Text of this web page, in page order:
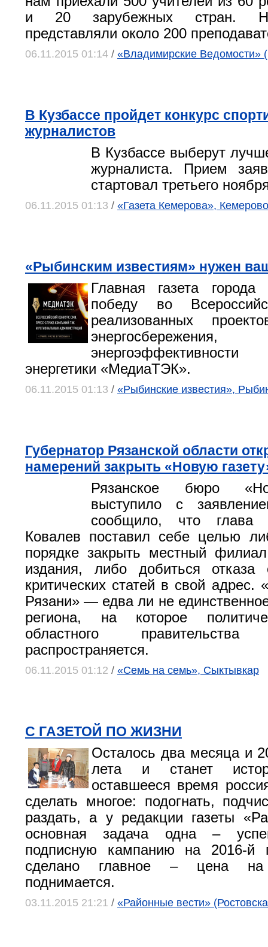
и 20 зарубежных стран.
представляли около 200
06.11.2015 01:14 / «Владимирские Ведомости»
В Кузбассе пройдет конкурс
журналистов
В Кузбассе выберут
журналиста. Прием
стартовал третьего
06.11.2015 01:13 / «Газета Кемерова», Кемерово
«Рыбинским известиям» нужен
Главная газета города
победу во
реализованных
энергетики «МедиаТЭК».
06.11.2015 01:13 / «Рыбинские известия»,
Губернатор Рязанской области
намерений закрыть «Новую
Рязанское бюро
выступило с
сообщило, что глава
Ковалев поставил себе целью
порядке закрыть местный
издания, либо добиться отказа
критических статей в свой адрес.
Рязани» — едва ли не
региона, на которое
областного
распространяется.
06.11.2015 01:12 / «Семь на семь», Сыктывкар
С ГАЗЕТОЙ ПО ЖИЗНИ
Осталось два месяца и
лета и станет
оставшееся время
сделать многое: подогнать,
раздать, а у редакции газеты
основная задача одна –
подписную кампанию на 2016-й
сделано главное – цена
поднимается.
03.11.2015 21:21 / «Районные вести»